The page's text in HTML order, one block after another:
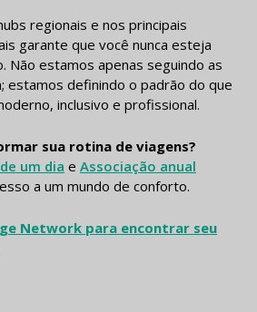
regionais e nos principais
garante que você nunca esteja
Não estamos apenas seguindo as
estamos definindo o padrão do que
inclusivo e profissional.
sua rotina de viagens?
um dia e Associação anual
a um mundo de conforto.
Network para encontrar seu